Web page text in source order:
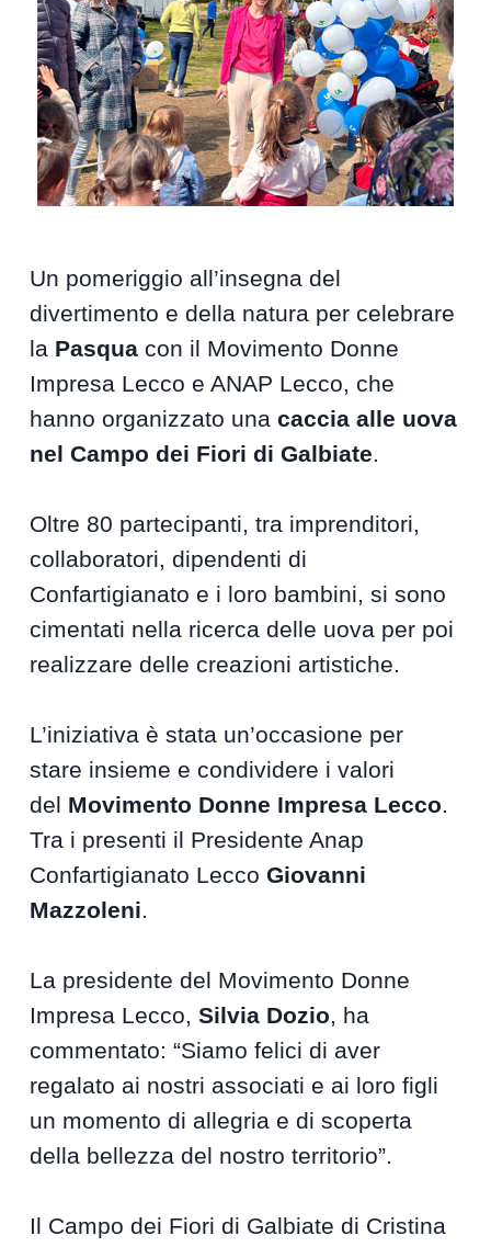
Un pomeriggio all’insegna del
divertimento e della natura per celebrare
la Pasqua con il Movimento Donne
Impresa Lecco e ANAP Lecco, che
hanno organizzato unacaccia alle uova
nel Campo dei Fiori di Galbiate.
Oltre 80 partecipanti, tra imprenditori,
collaboratori, dipendenti di
Confartigianato e i loro bambini, si sono
cimentati nella ricerca delle uova per poi
realizzare delle creazioni artistiche.
L’iniziativa è stata un’occasione per
stare insieme e condividere i valori
del Movimento Donne Impresa Lecco.
Tra i presenti il Presidente Anap
Confartigianato LeccoGiovanni
Mazzoleni.
La presidente del Movimento Donne
Impresa Lecco,Silvia Dozio, ha
commentato: “Siamo felici di aver
regalato ai nostri associati e ai loro figli
un momento di allegria e di scoperta
della bellezza del nostro territorio”.
Il Campo dei Fiori di Galbiate di Cristina